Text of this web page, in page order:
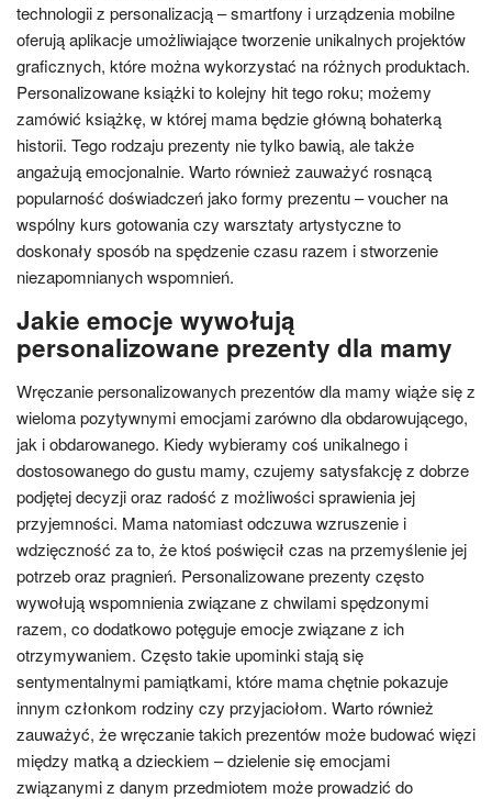
technologii z personalizacją – smartfony i urządzenia mobilne
oferują aplikacje umożliwiające tworzenie unikalnych projektów
graficznych, które można wykorzystać na różnych produktach.
Personalizowane książki to kolejny hit tego roku; możemy
zamówić książkę, w której mama będzie główną bohaterką
historii. Tego rodzaju prezenty nie tylko bawią, ale także
angażują emocjonalnie. Warto również zauważyć rosnącą
popularność doświadczeń jako formy prezentu – voucher na
wspólny kurs gotowania czy warsztaty artystyczne to
doskonały sposób na spędzenie czasu razem i stworzenie
niezapomnianych wspomnień.
Jakie emocje wywołują
personalizowane prezenty dla mamy
Wręczanie personalizowanych prezentów dla mamy wiąże się z
wieloma pozytywnymi emocjami zarówno dla obdarowującego,
jak i obdarowanego. Kiedy wybieramy coś unikalnego i
dostosowanego do gustu mamy, czujemy satysfakcję z dobrze
podjętej decyzji oraz radość z możliwości sprawienia jej
przyjemności. Mama natomiast odczuwa wzruszenie i
wdzięczność za to, że ktoś poświęcił czas na przemyślenie jej
potrzeb oraz pragnień. Personalizowane prezenty często
wywołują wspomnienia związane z chwilami spędzonymi
razem, co dodatkowo potęguje emocje związane z ich
otrzymywaniem. Często takie upominki stają się
sentymentalnymi pamiątkami, które mama chętnie pokazuje
innym członkom rodziny czy przyjaciołom. Warto również
zauważyć, że wręczanie takich prezentów może budować więzi
między matką a dzieckiem – dzielenie się emocjami
związanymi z danym przedmiotem może prowadzić do